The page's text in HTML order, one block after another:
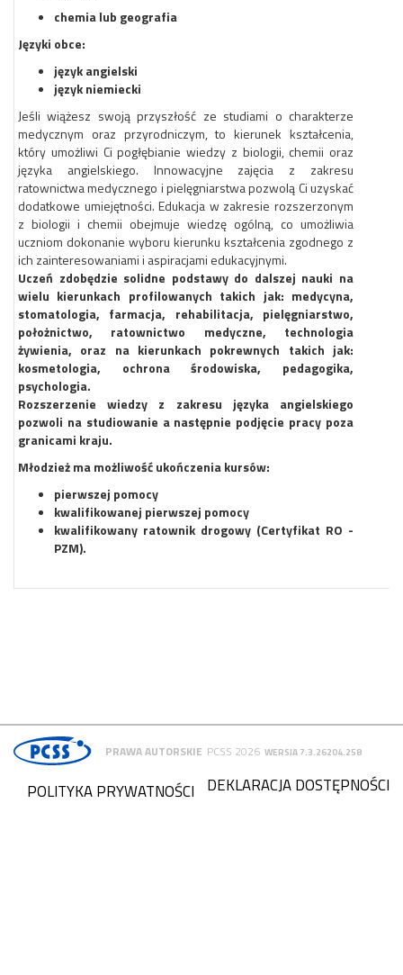
chemia lub geografia
Języki obce:
język angielski
język niemiecki
Jeśli wiążesz swoją przyszłość ze studiami o charakterze
medycznym oraz przyrodniczym, to kierunek kształcenia,
który umożliwi Ci pogłębianie wiedzy z biologii, chemii oraz
języka angielskiego. Innowacyjne zajęcia z zakresu
ratownictwa medycznego i pielęgniarstwa pozwolą Ci uzyskać
dodatkowe umiejętności. Edukacja w zakresie rozszerzonym
z biologii i chemii obejmuje wiedzę ogólną, co umożliwia
uczniom dokonanie wyboru kierunku kształcenia zgodnego z
ich zainteresowaniami i aspiracjami edukacyjnymi.
Uczeń zdobędzie solidne podstawy do dalszej nauki na
wielu kierunkach profilowanych takich jak: medycyna,
stomatologia, farmacja, rehabilitacja, pielęgniarstwo,
położnictwo, ratownictwo medyczne, technologia
żywienia, oraz na kierunkach pokrewnych takich jak:
kosmetologia, ochrona środowiska, pedagogika,
psychologia.
Rozszerzenie wiedzy z zakresu języka angielskiego
pozwoli na studiowanie a następnie podjęcie pracy poza
granicami kraju.
Młodzież ma możliwość ukończenia kursów:
pierwszej pomocy
kwalifikowanej pierwszej pomocy
kwalifikowany ratownik drogowy (Certyfikat RO -
PZM).
PRAWA AUTORSKIE PCSS 2026 WERSJA 7.3.26204.258
DEKLARACJA DOSTĘPNOŚCI
POLITYKA PRYWATNOŚCI